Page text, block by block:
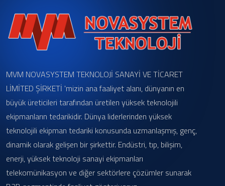
MVM NOVASYSTEM TEKNOLOJİ SANAYİ VE TİCARET
LİMİTED ŞİRKETİ 'mizin ana faaliyet alanı, dünyanın en
büyük üreticileri tarafından üretilen yüksek teknolojili
ekipmanların tedarikidir. Dünya liderlerinden yüksek
teknolojili ekipman tedariki konusunda uzmanlaşmış, genç,
dinamik olarak gelişen bir şirkettir. Endüstri, tıp, bilişim,
enerji, yüksek teknoloji sanayi ekipmanları
telekomünikasyon ve diğer sektörlere çözümler sunarak